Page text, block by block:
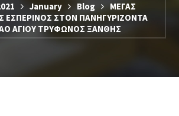
January Blog
ΜΕΓΑΣ
ΕΣΠΕΡΙΝΟΣ ΣΤΟΝ ΠΑΝΗΓΥΡΙΖΟΝΤΑ
ΑΓΙΟΥ ΤΡΥΦΩΝΟΣ ΞΑΝΘΗΣ